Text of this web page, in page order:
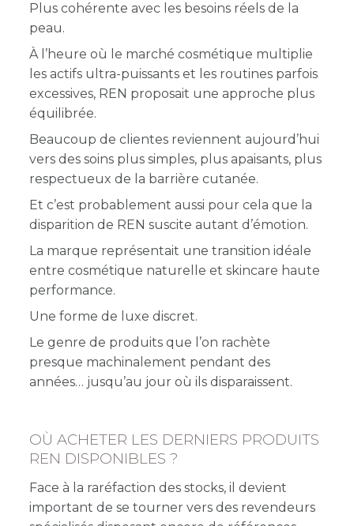
Plus cohérente avec les besoins réels de la
peau.
À l’heure où le marché cosmétique multiplie
les actifs ultra-puissants et les routines parfois
excessives, REN proposait une approche plus
équilibrée.
Beaucoup de clientes reviennent aujourd’hui
vers des soins plus simples, plus apaisants, plus
respectueux de la barrière cutanée.
Et c’est probablement aussi pour cela que la
disparition de REN suscite autant d’émotion.
La marque représentait une transition idéale
entre cosmétique naturelle et skincare haute
performance.
Une forme de luxe discret.
Le genre de produits que l’on rachète
presque machinalement pendant des
années… jusqu’au jour où ils disparaissent.
OÙ ACHETER LES DERNIERS PRODUITS
REN DISPONIBLES ?
Face à la raréfaction des stocks, il devient
important de se tourner vers des revendeurs